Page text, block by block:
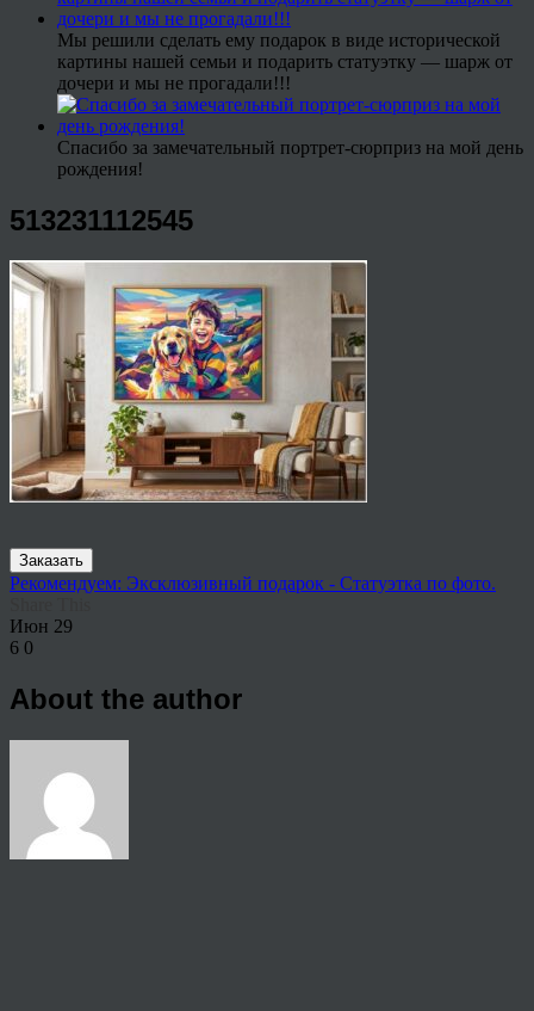
Мы решили сделать ему подарок в виде исторической
картины нашей семьи и подарить статуэтку — шарж от
дочери и мы не прогадали!!!
Спасибо за замечательный портрет-сюрприз на мой день
рождения!
513231112545
Заказать
Рекомендуем: Эксклюзивный подарок - Статуэтка по фото.
Июн 29
6 0
About the author